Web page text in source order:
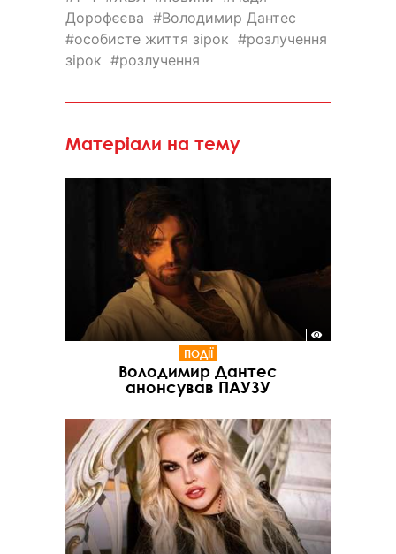
Дорофєєва
Володимир Дантес
особисте життя зірок
розлучення
зірок
розлучення
Матеріали на тему
ПОДІЇ
Володимир Дантес
анонсував ПАУЗУ